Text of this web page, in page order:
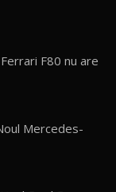
și Confortabil
/ AutoBlog.MD
Testat în
F80 nu are
Mercedes-